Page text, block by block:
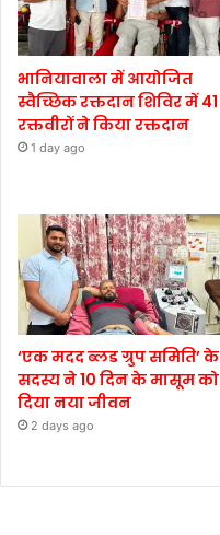
भानियावाला में आयोजित
स्वैच्छिक रक्तदान शिविर में 41
रक्तवीरों ने किया रक्तदान
1 day ago
‘एक मदद ब्लड ग्रुप समिति’ के
सदस्य ने 10 दिन के मासूम को
दिया नया जीवन
2 days ago